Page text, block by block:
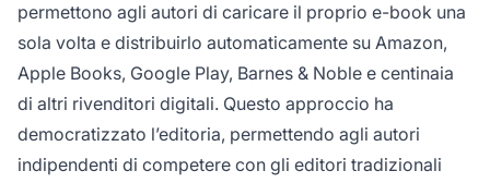
permettono agli autori di caricare il proprio e-book una
sola volta e distribuirlo automaticamente su Amazon,
Apple Books, Google Play, Barnes & Noble e centinaia
di altri rivenditori digitali. Questo approccio ha
democratizzato l’editoria, permettendo agli autori
indipendenti di competere con gli editori tradizionali